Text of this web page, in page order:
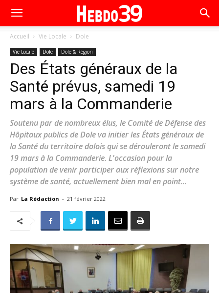
Accueil Vie Locale Dole
Vie Locale Dole Dole & Région
Des États généraux de la
Santé prévus, samedi 19
mars à la Commanderie
Soutenu par de nombreux élus, le Comité de Défense des
Hôpitaux publics de Dole va initier les États généraux de
la Santé du territoire dolois qui se dérouleront le samedi
19 mars à la Commanderie. L'occasion pour la
population de venir participer aux réflexions sur notre
système de santé, actuellement bien mal en point...
Par La Rédaction - 21 février 2022